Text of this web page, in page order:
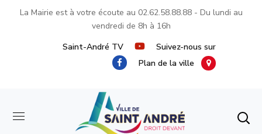
La Mairie est à votre écoute au 02.62.58.88.88- Du lundi au
vendredi de 8h à 16h
Saint-André TV
Suivez-nous sur
Plan de la ville